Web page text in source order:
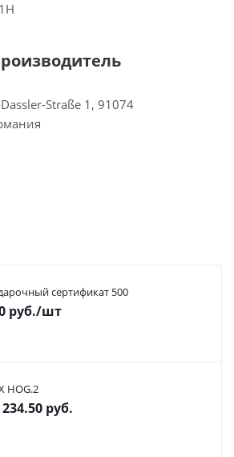
Straße 1, 91074
сертификат 500
руб./шт
HOG.2
234.50 руб.